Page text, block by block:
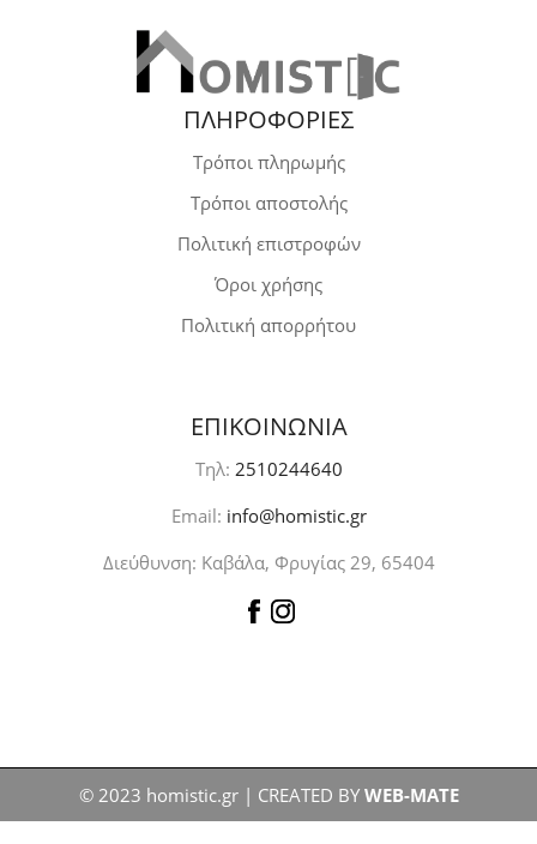
ΠΛΗΡΟΦΟΡΙΕΣ
Τρόποι πληρωμής
Τρόποι αποστολής
Πολιτική επιστροφών
Όροι χρήσης
Πολιτική απορρήτου
ΕΠΙΚΟΙΝΩΝΙΑ
Τηλ: 2510244640
Email: info@homistic.gr
Διεύθυνση: Καβάλα, Φρυγίας 29, 65404
© 2023 homistic.gr | CREATED BY WEB-MATE